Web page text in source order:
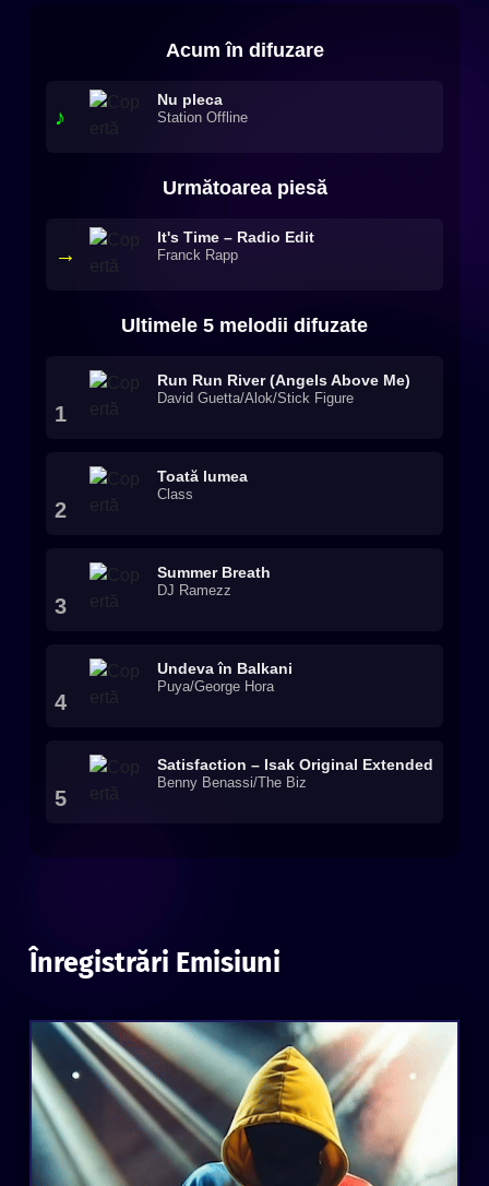
Acum în difuzare
♪
Nu pleca
Station Offline
Următoarea piesă
→
It's Time – Radio Edit
Franck Rapp
Ultimele 5 melodii difuzate
1
Run Run River (Angels Above Me)
David Guetta/Alok/Stick Figure
2
Toată lumea
Class
3
Summer Breath
DJ Ramezz
4
Undeva în Balkani
Puya/George Hora
5
Satisfaction – Isak Original Extended
Benny Benassi/The Biz
Înregistrări Emisiuni